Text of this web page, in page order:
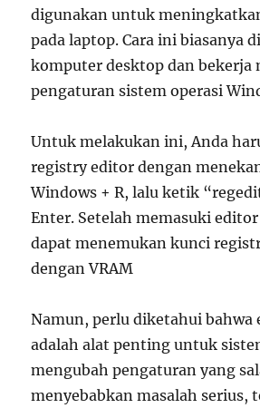
digunakan untuk
pada laptop. Cara ini biasanya
komputer desktop dan bekerja
pengaturan sistem operasi
Untuk melakukan ini, Anda
registry editor dengan
Windows + R, lalu ketik
Enter. Setelah memasuki
dapat menemukan kunci
dengan VRAM
Namun, perlu diketahui
adalah alat penting untuk
mengubah pengaturan yang
menyebabkan masalah serius,